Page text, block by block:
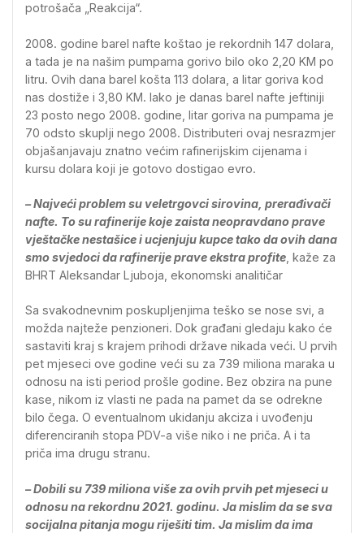
potrošača „Reakcija“.
2008. godine barel nafte koštao je rekordnih 147 dolara,
a tada je na našim pumpama gorivo bilo oko 2,20 KM po
litru. Ovih dana barel košta 113 dolara, a litar goriva kod
nas dostiže i 3,80 KM. Iako je danas barel nafte jeftiniji
23 posto nego 2008. godine, litar goriva na pumpama je
70 odsto skuplji nego 2008. Distributeri ovaj nesrazmjer
objašanjavaju znatno većim rafinerijskim cijenama i
kursu dolara koji je gotovo dostigao evro.
– Najveći problem su veletrgovci sirovina, prerađivači
nafte. To su rafinerije koje zaista neopravdano prave
vještačke nestašice i ucjenjuju kupce tako da ovih dana
smo svjedoci da rafinerije prave ekstra profite , kaže za
BHRT Aleksandar Ljuboja, ekonomski analitičar
Sa svakodnevnim poskupljenjima teško se nose svi, a
možda najteže penzioneri. Dok građani gledaju kako će
sastaviti kraj s krajem prihodi države nikada veći. U prvih
pet mjeseci ove godine veći su za 739 miliona maraka u
odnosu na isti period prošle godine. Bez obzira na pune
kase, nikom iz vlasti ne pada na pamet da se odrekne
bilo čega. O eventualnom ukidanju akciza i uvođenju
diferenciranih stopa PDV-a više niko i ne priča. A i ta
priča ima drugu stranu.
– Dobili su 739 miliona više za ovih prvih pet mjeseci u
odnosu na rekordnu 2021. godinu. Ja mislim da se sva
socijalna pitanja mogu riješiti tim. Ja mislim da ima